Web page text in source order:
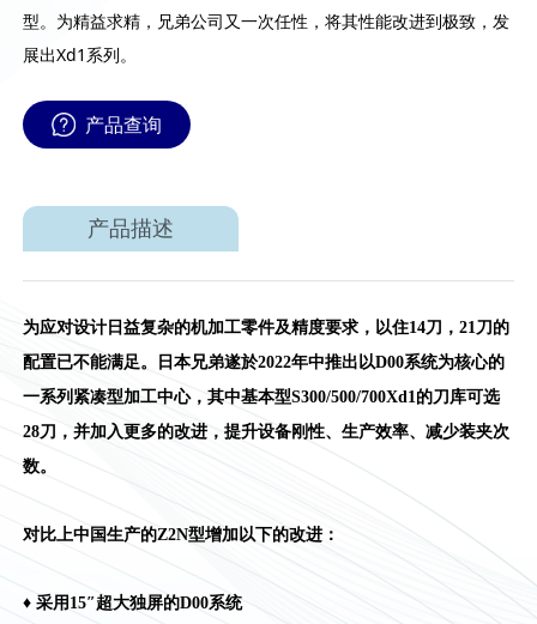
型。为精益求精，兄弟公司又一次任性，将其性能改进到极致，发
展出Xd1系列。
产品查询
产品描述
为应对设计日益复杂的机加工零件及精度要求，以住14刀，21刀的
配置已不能满足。日本兄弟遂於2022年中推出以D00系统为核心的
一系列紧凑型加工中心，其中基本型S300/500/700Xd1的刀库可选
28刀，并加入更多的改进，提升设备刚性、生产效率、减少装夹次
数。
对比上中国生产的Z2N型增加以下的改进：
♦ 采用15″超大独屏的D00系统